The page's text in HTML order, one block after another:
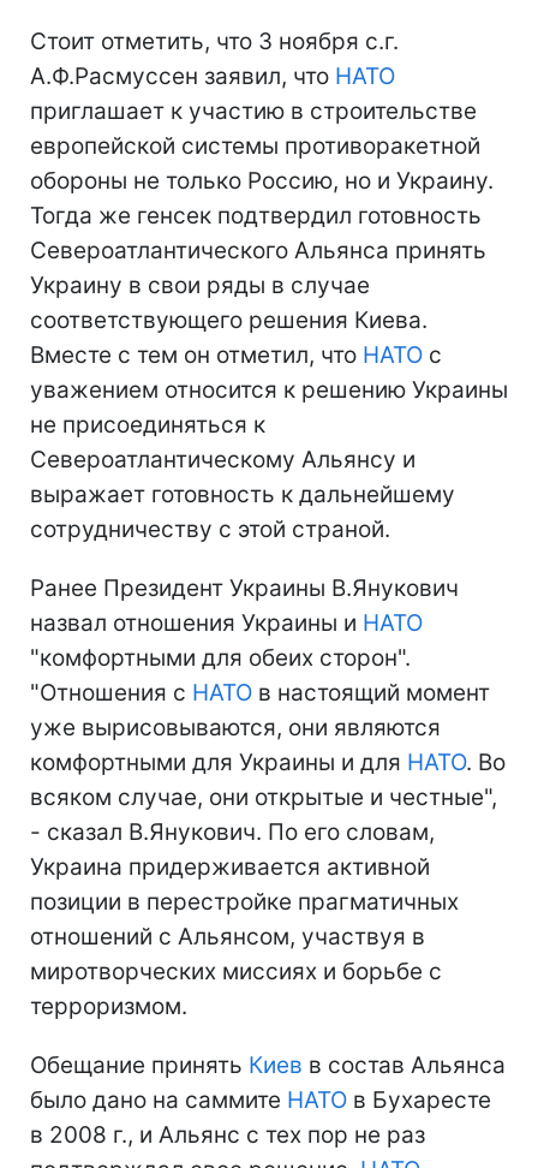
Стоит отметить, что 3 ноября с.г.
А.Ф.Расмуссен заявил, что НАТО
приглашает к участию в строительстве
европейской системы противоракетной
обороны не только Россию, но и Украину.
Тогда же генсек подтвердил готовность
Североатлантического Альянса принять
Украину в свои ряды в случае
соответствующего решения Киева.
Вместе с тем он отметил, что НАТО с
уважением относится к решению Украины
не присоединяться к
Североатлантическому Альянсу и
выражает готовность к дальнейшему
сотрудничеству с этой страной.
Ранее Президент Украины В.Янукович
назвал отношения Украины и НАТО
"комфортными для обеих сторон".
"Отношения с НАТО в настоящий момент
уже вырисовываются, они являются
комфортными для Украины и для НАТО. Во
всяком случае, они открытые и честные",
- сказал В.Янукович. По его словам,
Украина придерживается активной
позиции в перестройке прагматичных
отношений с Альянсом, участвуя в
миротворческих миссиях и борьбе с
терроризмом.
Обещание принять Киев в состав Альянса
было дано на саммите НАТО в Бухаресте
в 2008 г., и Альянс с тех пор не раз